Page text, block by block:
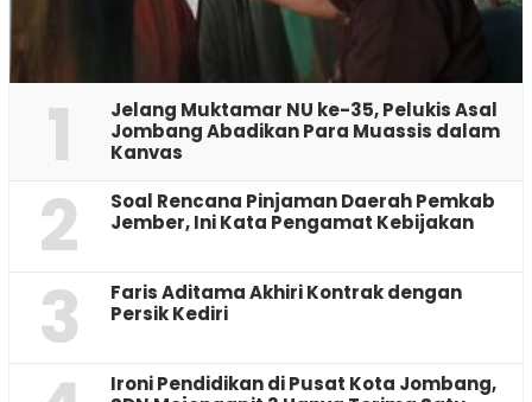
1
Jelang Muktamar NU ke-35, Pelukis Asal
Jombang Abadikan Para Muassis dalam
Kanvas
2
‎Soal Rencana Pinjaman Daerah Pemkab
Jember, Ini Kata Pengamat Kebijakan ‎
3
Faris Aditama Akhiri Kontrak dengan
Persik Kediri
Ironi Pendidikan di Pusat Kota Jombang,